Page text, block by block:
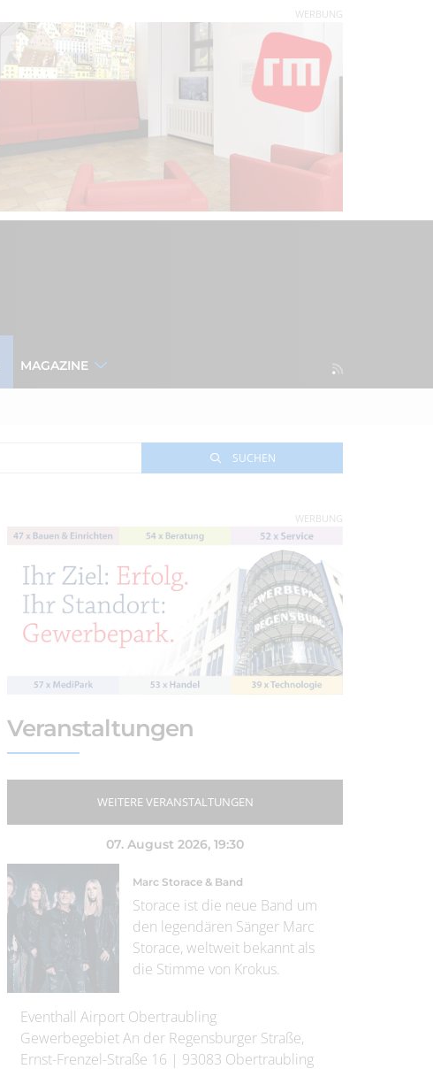
WERBUNG
MAGAZINE
SUCHEN
WERBUNG
Veranstaltungen
WEITERE VERANSTALTUNGEN
07. August 2026, 19:30
Marc Storace & Band
Storace ist die neue Band um
den legendären Sänger Marc
Storace, weltweit bekannt als
die Stimme von Krokus.
Eventhall Airport Obertraubling
Gewerbegebiet An der Regensburger Straße,
Ernst-Frenzel-Straße 16 | 93083 Obertraubling